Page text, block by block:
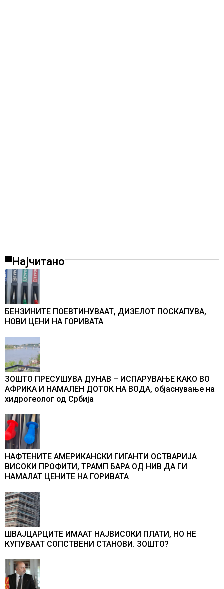
Најчитано
БЕНЗИНИТЕ ПОЕВТИНУВААТ, ДИЗЕЛОТ ПОСКАПУВА,
НОВИ ЦЕНИ НА ГОРИВАТА
ЗОШТО ПРЕСУШУВА ДУНАВ – ИСПАРУВАЊЕ КАКО ВО
АФРИКА И НАМАЛЕН ДОТОК НА ВОДА, објаснување на
хидрогеолог од Србија
НАФТЕНИТЕ АМЕРИКАНСКИ ГИГАНТИ ОСТВАРИЈА
ВИСОКИ ПРОФИТИ, ТРАМП БАРА ОД НИВ ДА ГИ
НАМАЛАТ ЦЕНИТЕ НА ГОРИВАТА
ШВАЈЦАРЦИТЕ ИМААТ НАЈВИСОКИ ПЛАТИ, НО НЕ
КУПУВААТ СОПСТВЕНИ СТАНОВИ. ЗОШТО?